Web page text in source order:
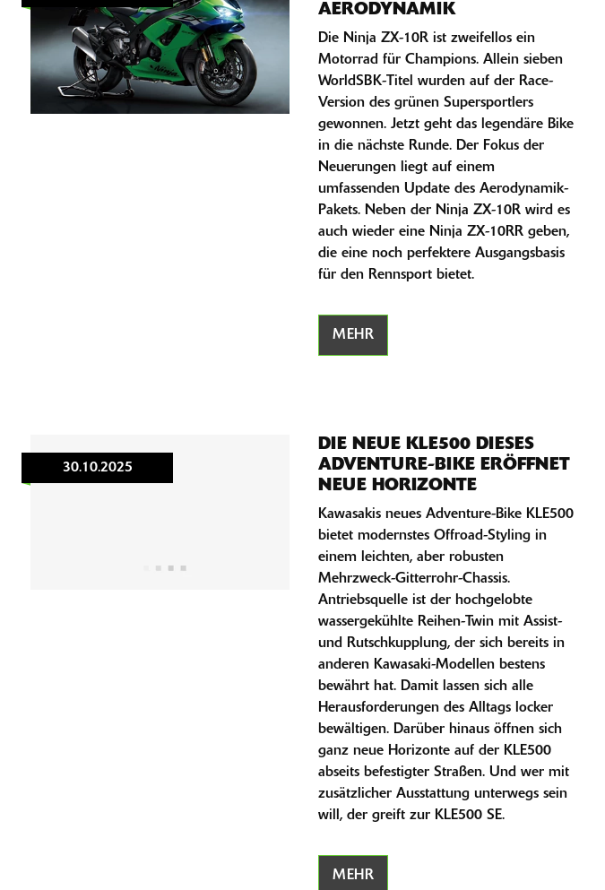
AERODYNAMIK
Die Ninja ZX-10R ist zweifellos ein
Motorrad für Champions. Allein sieben
WorldSBK-Titel wurden auf der Race-
Version des grünen Supersportlers
gewonnen. Jetzt geht das legendäre Bike
in die nächste Runde. Der Fokus der
Neuerungen liegt auf einem
umfassenden Update des Aerodynamik-
Pakets. Neben der Ninja ZX-10R wird es
auch wieder eine Ninja ZX-10RR geben,
die eine noch perfektere Ausgangsbasis
für den Rennsport bietet.
MEHR
30.10.2025
DIE NEUE KLE500 DIESES
ADVENTURE-BIKE ERÖFFNET
NEUE HORIZONTE
Kawasakis neues Adventure-Bike KLE500
bietet modernstes Offroad-Styling in
einem leichten, aber robusten
Mehrzweck-Gitterrohr-Chassis.
Antriebsquelle ist der hochgelobte
wassergekühlte Reihen-Twin mit Assist-
und Rutschkupplung, der sich bereits in
anderen Kawasaki-Modellen bestens
bewährt hat. Damit lassen sich alle
Herausforderungen des Alltags locker
bewältigen. Darüber hinaus öffnen sich
ganz neue Horizonte auf der KLE500
abseits befestigter Straßen. Und wer mit
zusätzlicher Ausstattung unterwegs sein
will, der greift zur KLE500 SE.
MEHR